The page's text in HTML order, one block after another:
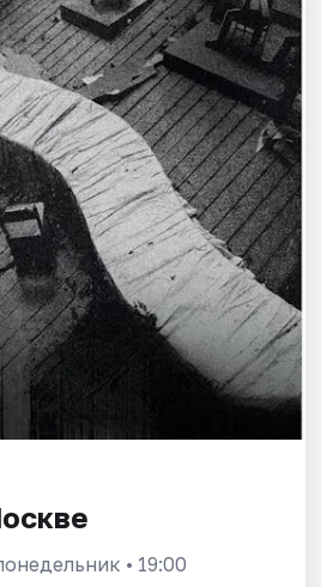
• 19:00